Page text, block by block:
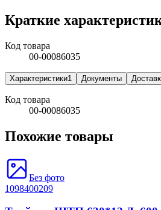
Краткие
Код товара
00-00086035
Характеристики1 Документы
Код товара
00-00086035
Похожие товары
Без фото
1098400209